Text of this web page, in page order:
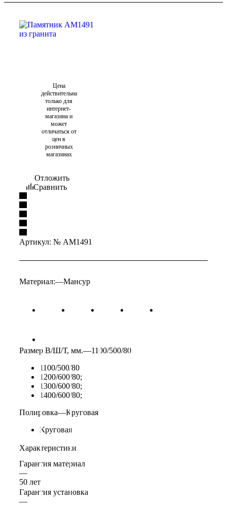
Цена
действительна
только для
интернет-
магазина и
может
отличаться от
цен в
розничных
магазинах
Отложить
Сравнить
Артикул: № AM1491
Материал:—Мансур
Размер В/Ш/Т, мм.—1100/500/80
1100/500/80
1200/600/80;
1300/600/80;
1400/600/80;
Полировка—Круговая
Круговая
Характеристики
Гарантия материал
—
50 лет
Гарантия установка
—